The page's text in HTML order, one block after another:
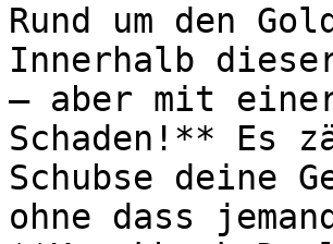
Rund um den
Innerhalb
– aber mit einer
Schaden!** Es
Schubse deine
ohne dass